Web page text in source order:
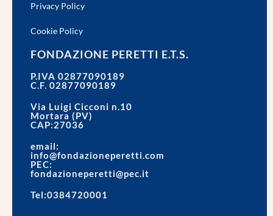
Privacy Policy
Cookie Policy
FONDAZIONE PERETTI E.T.S.
P.IVA 02877090189
C.F. 02877090189
Via Luigi Cicconi n.10
Mortara (PV)
CAP:27036
email:
info@fondazioneperetti.com
PEC:
fondazioneperetti@pec.it
Tel:0384720001